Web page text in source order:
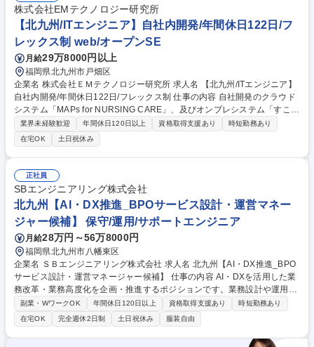
衝・技術説明)■グループ会社間における洗浄技術・評価技術の横断的な展
開・技術サポート■技術課題の抽出・改善提案を通じた、洗浄品質の高度
化・標準化推進 募集職種 【福岡】半導体製造装置部品の精密洗浄技術開
発/リーダー候補～リーダー
株式会社EMテクノロジー研究所
【北九州/ITエンジニア】自社内開発/年間休日122日/フ
レックス制 web/オープンSE
月給29万8000円以上
福岡県北九州市戸畑区
企業名 株式会社ＥＭテクノロジー研究所 求人名 【北九州/ITエンジニア】
自社内開発/年間休日122日/フレックス制 仕事の内容 自社開発のクラウド
システム「MAPs for NURSING CARE」、及びオンプレシステム「すこや
かサン」のソフトウェア設計、開発、テスト業務をお任せします。領域と
しては介護福祉システムをご担当頂きます。 MAPs for NURSING CAR
E：https://service.emsystems.co.jp/maps_series/for_nursingcare/ すこや
かサン：https://service.emsystems.co.jp/promotion/sukoyakasan/ プロジ
ェクトの規模は小～中規模（30人月規模）、半年～1年と様々になりま
す。 配属予定の部署では「新規開発」と「既存製品保守」のチームに分か
れており、各チーム10～15名程度となっており、それぞれ、設計～開発
～テストまで一貫して対応しています。 募集職種 【北九州/ITエンジニ
ア】自社内開発/年間休日122日/フレックス制
業界未経験歓迎 年間休日120日以上 資格取得支援あり
時短勤務あり
在宅OK
土日祝休み
正社員
SBエンジニアリング株式会社
北九州【AI・DX推進_BPOサービス設計・運営マネー
ジャー候補】 保守/運用/サポートエンジニア
月給28万円～56万8000円
福岡県北九州市八幡東区
企業名 ＳＢエンジニアリング株式会社 求人名 北九州【AI・DX推進_BPO
サービス設計・運営マネージャー候補】 仕事の内容 AI・DXを活用した業
務改革・業務高度化を企画・推進するポジションです。業務設計や運用プ
ロセスの標準化、各種サポート窓口の設計・構築・運営、スタッフ育成・
組織マネジメントを担当いただきます。 【具体的な業務内容】 ■AI・DX
（生成AI、RPA、各種ツール等）を活用した業務改善・業務改革の企画・
推進 ■新規SaaSサービス導入時の業務設計・運用構築 ■業務フロー・マニ
副業・WワークOK 年間休日120日以上 資格取得支援あり
時短勤務あり
在宅OK
完全週休2日制 土日祝休み 服装自由